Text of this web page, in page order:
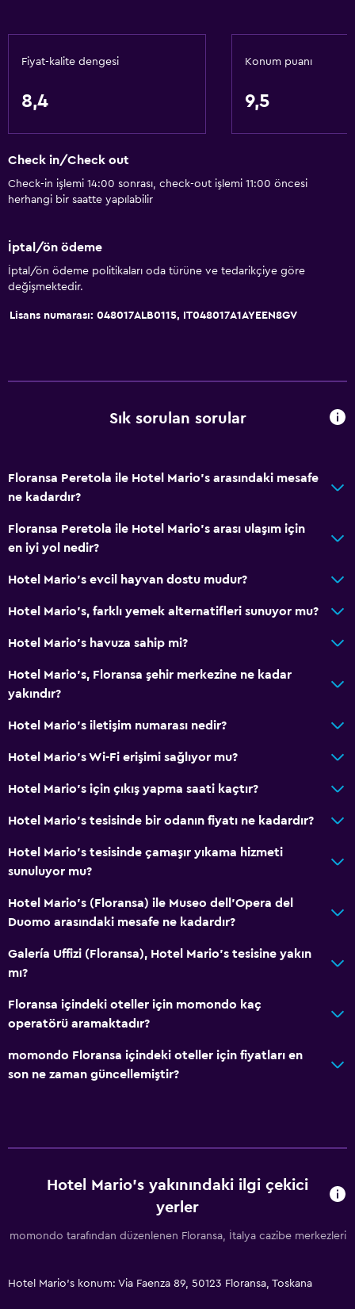
Fiyat-kalite dengesi
8,4
Konum puanı
9,5
Check in/Check out
Check-in işlemi 14:00 sonrası, check-out işlemi 11:00 öncesi
herhangi bir saatte yapılabilir
İptal/ön ödeme
İptal/ön ödeme politikaları oda türüne ve tedarikçiye göre
değişmektedir.
Lisans numarası: 048017ALB0115, IT048017A1AYEEN8GV
Sık sorulan sorular
Floransa Peretola ile Hotel Mario's arasındaki mesafe
ne kadardır?
Floransa Peretola ile Hotel Mario's arası ulaşım için
en iyi yol nedir?
Hotel Mario's evcil hayvan dostu mudur?
Hotel Mario's, farklı yemek alternatifleri sunuyor mu?
Hotel Mario's havuza sahip mi?
Hotel Mario's, Floransa şehir merkezine ne kadar
yakındır?
Hotel Mario's iletişim numarası nedir?
Hotel Mario's Wi-Fi erişimi sağlıyor mu?
Hotel Mario's için çıkış yapma saati kaçtır?
Hotel Mario's tesisinde bir odanın fiyatı ne kadardır?
Hotel Mario's tesisinde çamaşır yıkama hizmeti
sunuluyor mu?
Hotel Mario's (Floransa) ile Museo dell'Opera del
Duomo arasındaki mesafe ne kadardır?
Galería Uffizi (Floransa), Hotel Mario's tesisine yakın
mı?
Floransa içindeki oteller için momondo kaç
operatörü aramaktadır?
momondo Floransa içindeki oteller için fiyatları en
son ne zaman güncellemiştir?
Hotel Mario's yakınındaki ilgi çekici
yerler
momondo tarafından düzenlenen Floransa, İtalya cazibe merkezleri
Hotel Mario's konum: Via Faenza 89, 50123 Floransa, Toskana